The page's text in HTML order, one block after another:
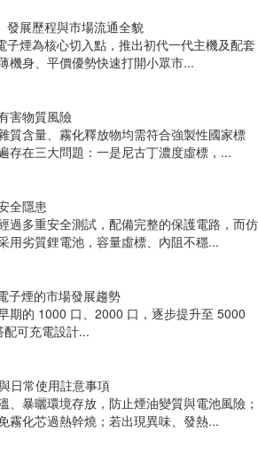
發展歷程與市場流通全貌
子煙為核心切入點，推出初代一代主機及配套
機身、平價優勢快速打開小眾市...
害物質風險
質含量、霧化釋放物均需符合強製性國家標
存在三大問題：一是尼古丁濃度虛標，...
全隱患
過多重安全測試，配備完整的保護電路，而仿
用劣質鋰電池，容量虛標、內阻不穩...
子煙的市場發展趨勢
期的 1000 口、2000 口，逐步提升至 5000
可充電設計...
日常使用註意事項
、暴曬環境存放，防止煙油變質與電池風險；
霧化芯過熱幹燒；若出現異味、發熱...